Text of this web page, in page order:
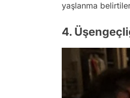
yaşlanma
4.